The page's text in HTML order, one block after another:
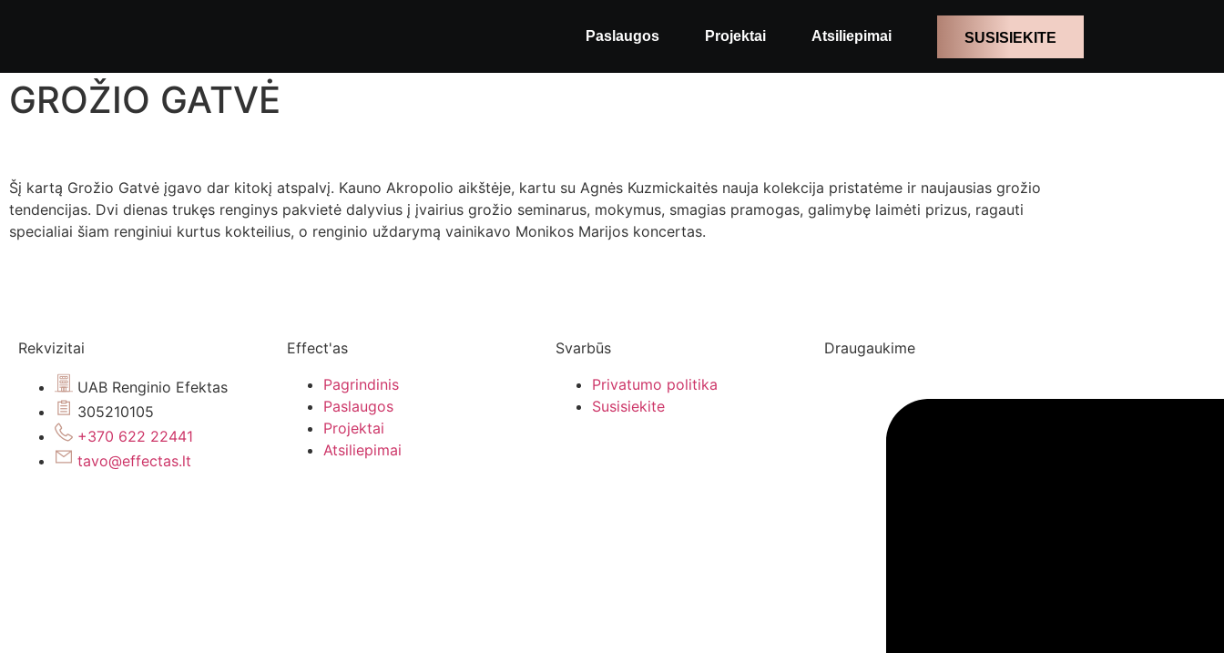
Paslaugos Projektai Atsiliepimai SUSISIEKITE
GROŽIO GATVĖ
Šį kartą Grožio Gatvė įgavo dar kitokį atspalvį. Kauno Akropolio aikštėje, kartu su Agnės Kuzmickaitės nauja kolekcija pristatėme ir naujausias grožio
tendencijas. Dvi dienas trukęs renginys pakvietė dalyvius į įvairius grožio seminarus, mokymus, smagias pramogas, galimybę laimėti prizus, ragauti
specialiai šiam renginiui kurtus kokteilius, o renginio uždarymą vainikavo Monikos Marijos koncertas.
Rekvizitai
UAB Renginio Efektas
305210105
+370 622 22441
tavo@effectas.lt
Effect'as
Pagrindinis
Paslaugos
Projektai
Atsiliepimai
Svarbūs
Privatumo politika
Susisiekite
Draugaukime